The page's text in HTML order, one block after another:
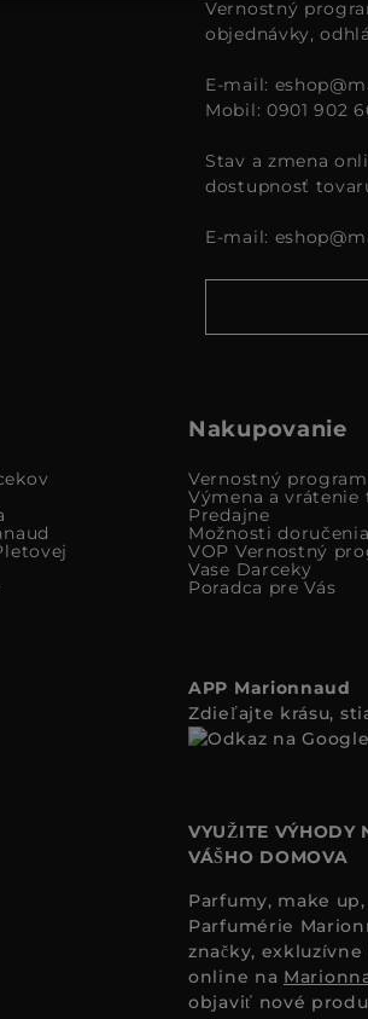
Vernostný
objednávky,
E-mail:
Mobil: 0901 902
Stav a zmena
dostupnosť
E-mail:
Nakupovanie
Vernostný program
Výmena a vrátenie
Predajne
Možnosti
VOP Vernostný
Vase Darceky
Poradca pre Vás
APP Marionnaud
Zdieľajte krásu,
VYUŽITE
VÁŠHO DOMOVA
Parfumy, make
Parfumérie
značky,
online na
objaviť nové